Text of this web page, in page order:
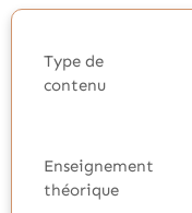
Type de
contenu
Enseignement
théorique